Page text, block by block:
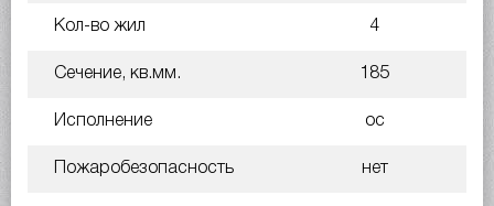
Кол-во жил 4
Сечение, кв.мм. 185
Исполнение ос
Пожаробезопасность нет